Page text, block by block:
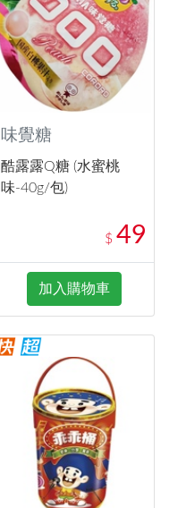
味覺糖
酷露露Q糖 (水蜜桃
味-40g/包)
$ 49
加入購物車